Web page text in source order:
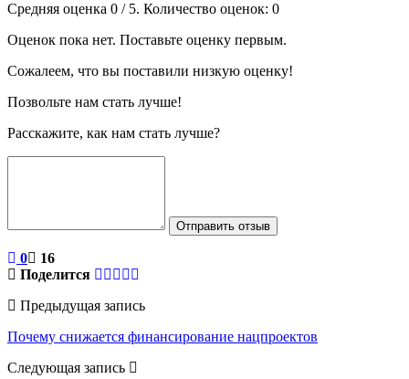
Средняя оценка 0 / 5. Количество оценок: 0
Оценок пока нет. Поставьте оценку первым.
Сожалеем, что вы поставили низкую оценку!
Позвольте нам стать лучше!
Расскажите, как нам стать лучше?
Отправить отзыв
0
16
Поделится
Предыдущая запись
Почему снижается финансирование нацпроектов
Следующая запись